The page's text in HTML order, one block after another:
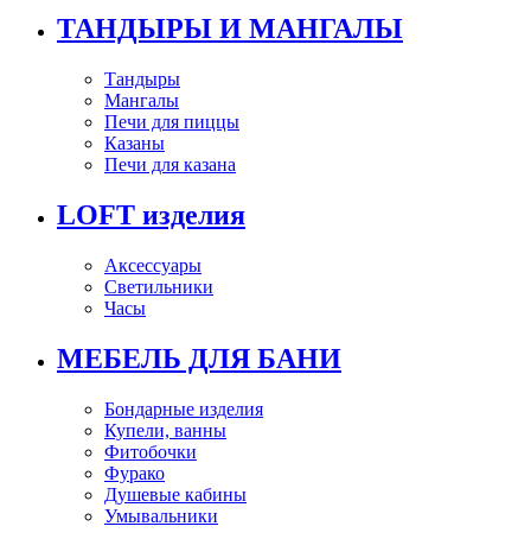
ТАНДЫРЫ И МАНГАЛЫ
Тандыры
Мангалы
Печи для пиццы
Казаны
Печи для казана
LOFT изделия
Аксессуары
Светильники
Часы
МЕБЕЛЬ ДЛЯ БАНИ
Бондарные изделия
Купели, ванны
Фитобочки
Фурако
Душевые кабины
Умывальники